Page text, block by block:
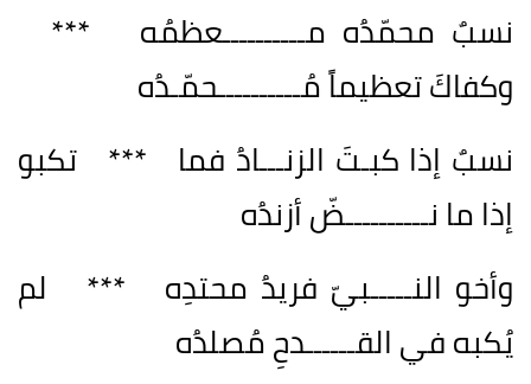
نسبٌ محمّدُه مــــــــــعظمُه ***
وكفاكَ تعظيماً مُــــــــــحمّـدُه
نسبٌ إذا كبـتَ الزنـــادُ فما *** تكبو
إذا ما نــــــــــضّ أزندُه
وأخو النـــــبيّ فريدُ محتدِه *** لم
يُكبه في القــــــدحِ مُصلدُه